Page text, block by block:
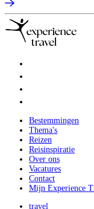
Bestemmingen
Thema's
Reizen
Reisinspiratie
Over ons
Vacatures
Contact
Mijn Experience
travel